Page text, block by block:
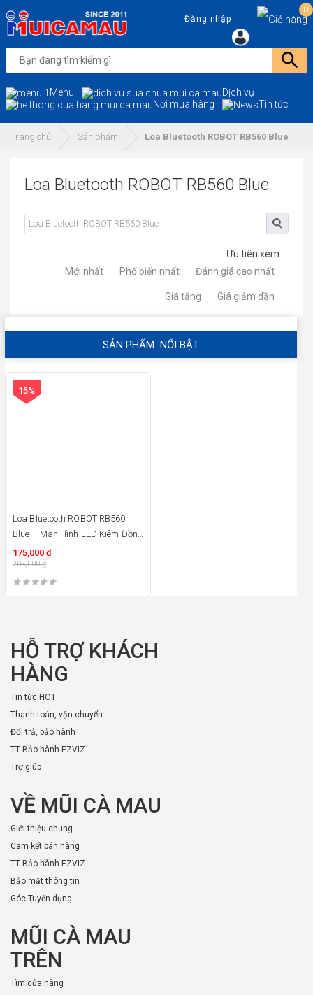
Đăng nhập
0
Menu
Dịch vụ
Nơi mua hàng
Tin tức
Trang chủ Sản phẩm Loa Bluetooth ROBOT RB560 Blue
Loa Bluetooth ROBOT RB560 Blue
Ưu tiên xem:
Mới nhất
Phổ biến nhất Đánh giá cao nhất
Giá tăng Giá giảm dần
SẢN PHẨM NỔI BẬT
15%
Loa Bluetooth ROBOT RB560
Blue – Màn Hình LED Kiêm Đồng
Hồ Báo Thức
175,000 ₫
205,000₫
HỖ TRỢ KHÁCH
HÀNG
Tin tức HOT
Thanh toán, vận chuyển
Đổi trả, bảo hành
TT Bảo hành EZVIZ
Trợ giúp
VỀ MŨI CÀ MAU
Giới thiệu chung
Cam kết bán hàng
TT Bảo hành EZVIZ
Bảo mật thông tin
Góc Tuyển dụng
MŨI CÀ MAU
TRÊN
Tìm cửa hàng